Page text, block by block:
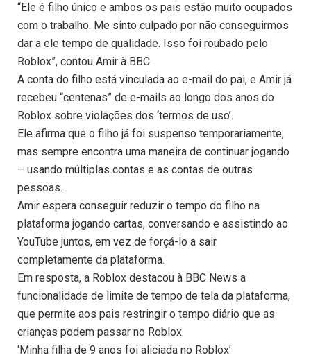
“Ele é filho único e ambos os pais estão muito ocupados
com o trabalho. Me sinto culpado por não conseguirmos
dar a ele tempo de qualidade. Isso foi roubado pelo
Roblox”, contou Amir à BBC.
A conta do filho está vinculada ao e-mail do pai, e Amir já
recebeu “centenas” de e-mails ao longo dos anos do
Roblox sobre violações dos ‘termos de uso’.
Ele afirma que o filho já foi suspenso temporariamente,
mas sempre encontra uma maneira de continuar jogando
– usando múltiplas contas e as contas de outras
pessoas.
Amir espera conseguir reduzir o tempo do filho na
plataforma jogando cartas, conversando e assistindo ao
YouTube juntos, em vez de forçá-lo a sair
completamente da plataforma.
Em resposta, a Roblox destacou à BBC News a
funcionalidade de limite de tempo de tela da plataforma,
que permite aos pais restringir o tempo diário que as
crianças podem passar no Roblox.
‘Minha filha de 9 anos foi aliciada no Roblox’